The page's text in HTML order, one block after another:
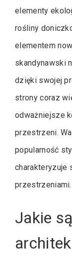
elementy
rośliny
elementem
skandynawski
dzięki swojej
strony coraz
odważniejsze
przestrzeni.
popularność
charakteryzuje
przestrzeniami.
Jakie